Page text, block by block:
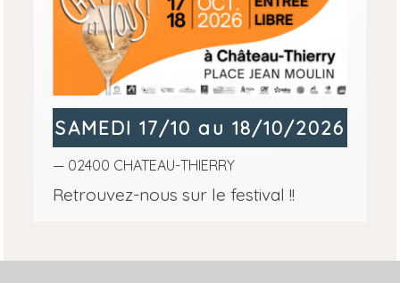
SAMEDI 17/10 au 18/10/2026
— 02400 CHATEAU-THIERRY
Retrouvez-nous sur le festival !!